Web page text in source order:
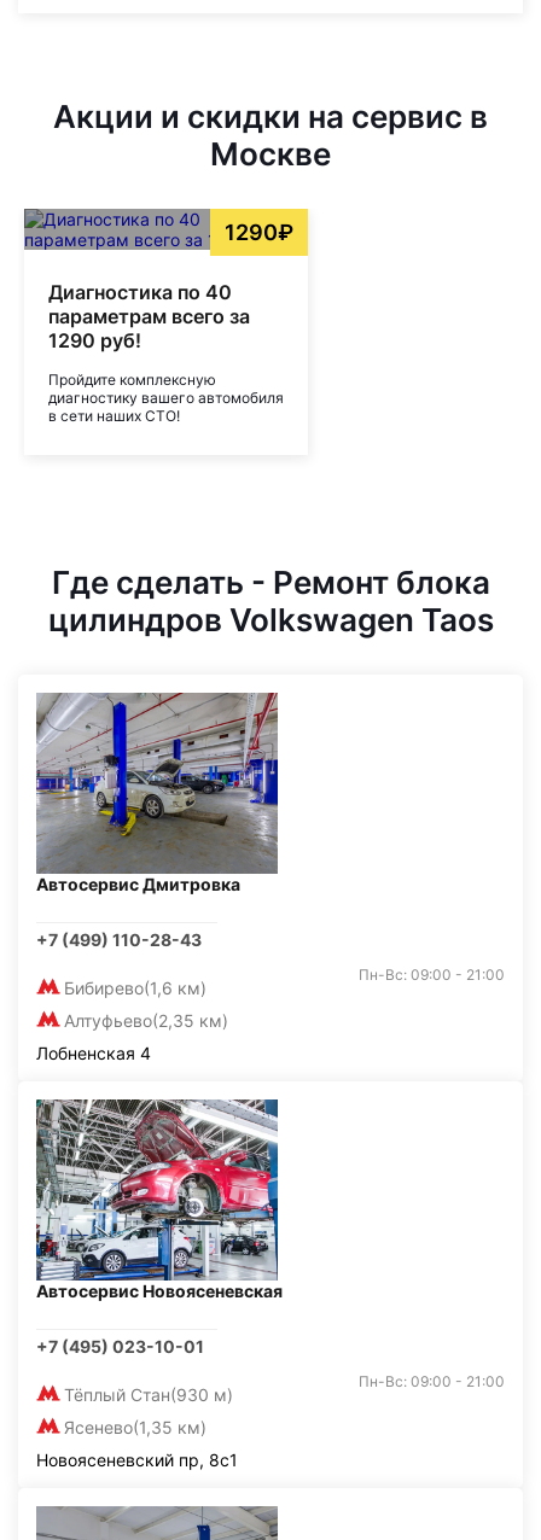
Акции и скидки на сервис в
Москве
1290₽
Диагностика по 40
параметрам всего за
1290 руб!
Пройдите комплексную
диагностику вашего автомобиля
в сети наших СТО!
Где сделать - Ремонт блока
цилиндров Volkswagen Taos
Автосервис Дмитровка
+7 (499) 110-28-43
Бибирево(1,6 км)
Алтуфьево(2,35 км)
Пн-Вс: 09:00 - 21:00
Лобненская 4
Автосервис Новоясеневская
+7 (495) 023-10-01
Тёплый Стан(930 м)
Ясенево(1,35 км)
Пн-Вс: 09:00 - 21:00
Новоясеневский пр, 8с1